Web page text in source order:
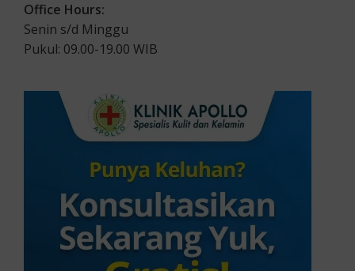
Office Hours:
Senin s/d Minggu
Pukul: 09.00-19.00 WIB